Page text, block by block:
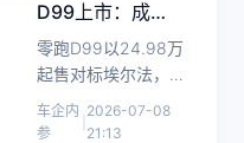
超5.4
寸背
后的
工程
及智驾
边界解
读其技
量与实
D99上市：成本
定价策略下的品
牌向上与利润博
弈
零跑D99以24.98万
起售对标埃尔法，
在毛利率承压背景
下，朱江明坚持成
车企内
参
2026-07-08
21:13